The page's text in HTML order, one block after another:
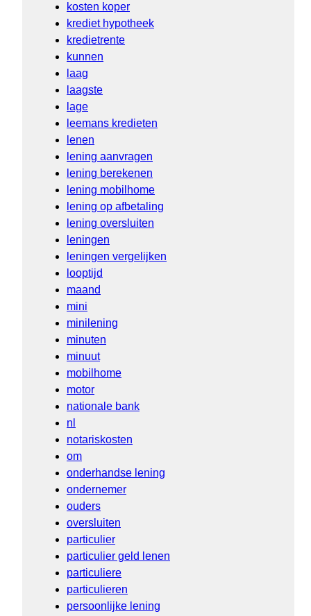
kosten koper
krediet hypotheek
kredietrente
kunnen
laag
laagste
lage
leemans kredieten
lenen
lening aanvragen
lening berekenen
lening mobilhome
lening op afbetaling
lening oversluiten
leningen
leningen vergelijken
looptijd
maand
mini
minilening
minuten
minuut
mobilhome
motor
nationale bank
nl
notariskosten
om
onderhandse lening
ondernemer
ouders
oversluiten
particulier
particulier geld lenen
particuliere
particulieren
persoonlijke lening